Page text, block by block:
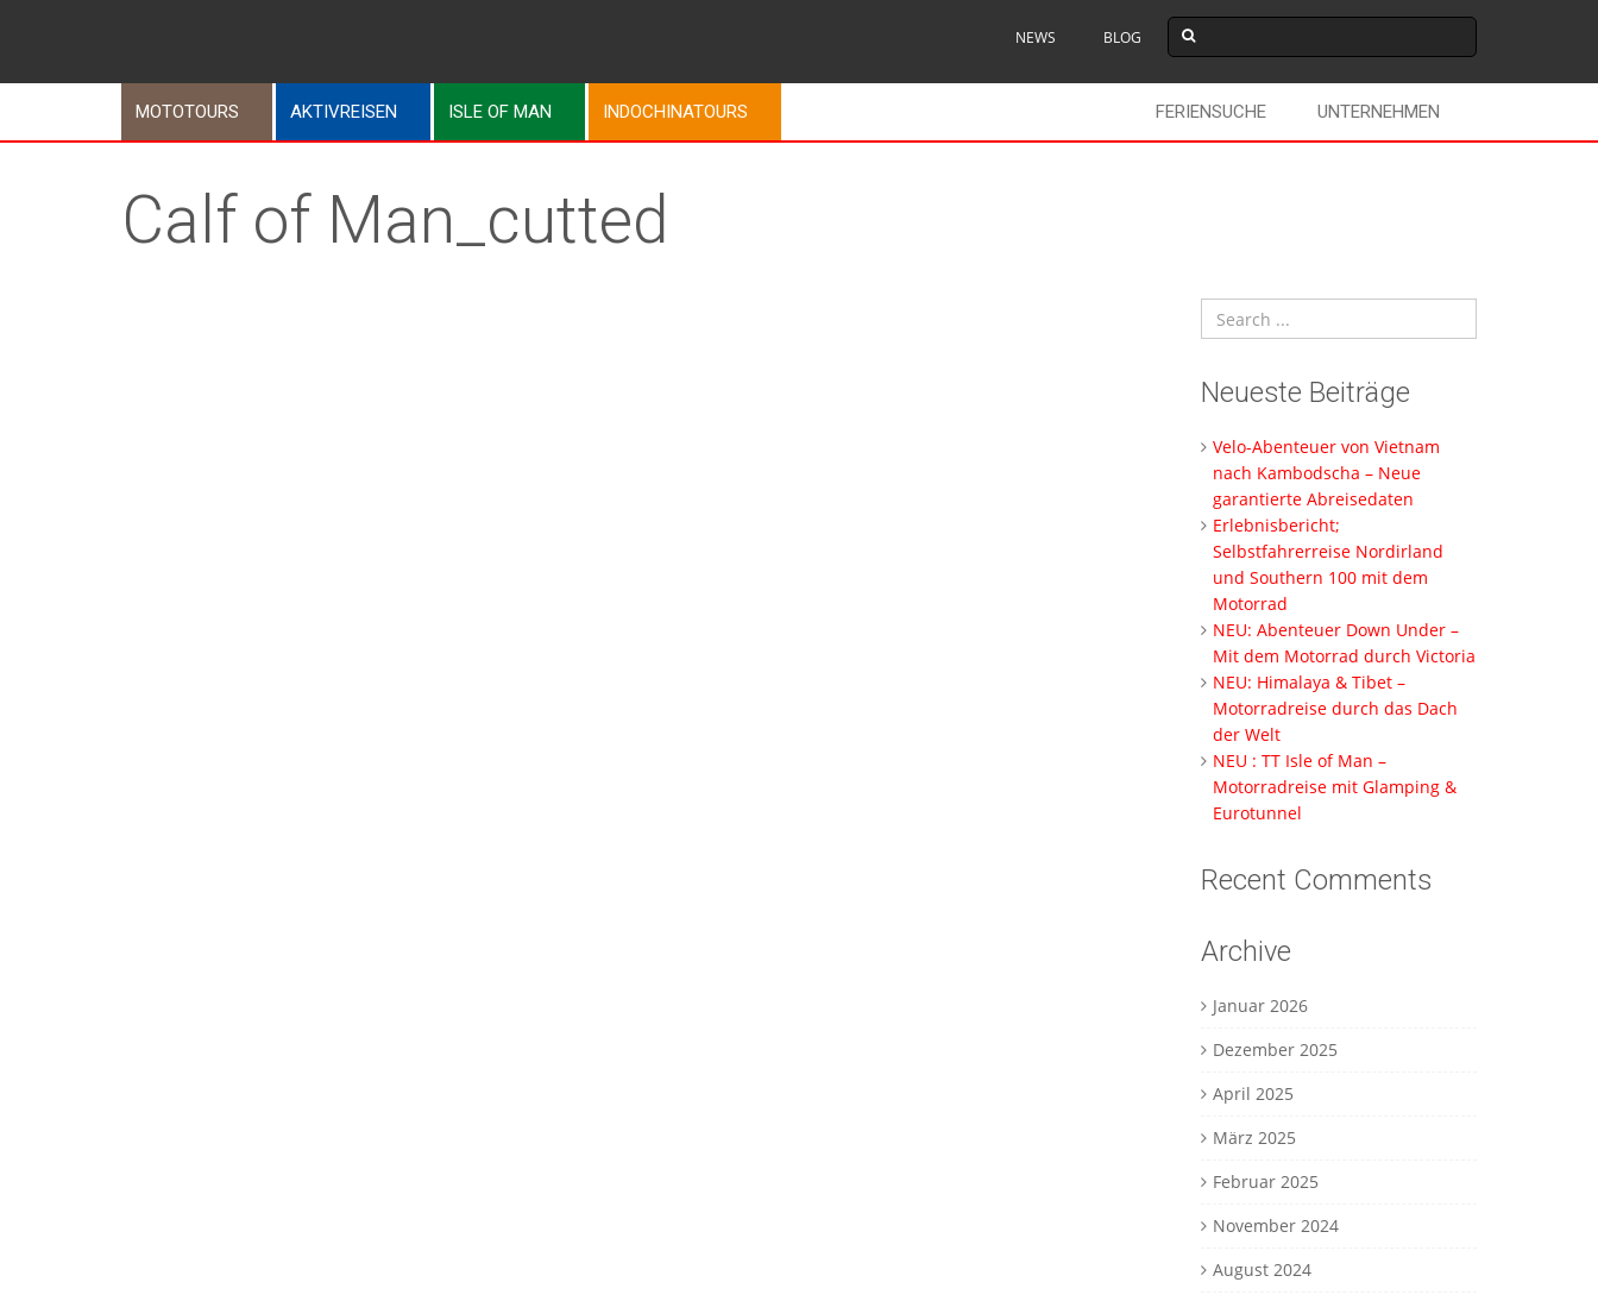
NEWS BLOG
MOTOTOURS AKTIVREISEN ISLE OF MAN INDOCHINATOURS UNTERNEHMEN
FERIENSUCHE
Calf of Man_cutted
Neueste Beiträge
Velo-Abenteuer von Vietnam
nach Kambodscha – Neue
garantierte Abreisedaten
Erlebnisbericht;
Selbstfahrerreise Nordirland
und Southern 100 mit dem
Motorrad
NEU: Abenteuer Down Under –
Mit dem Motorrad durch Victoria
NEU: Himalaya & Tibet –
Motorradreise durch das Dach
der Welt
NEU : TT Isle of Man –
Motorradreise mit Glamping &
Eurotunnel
Recent Comments
Archive
Januar 2026
Dezember 2025
April 2025
März 2025
Februar 2025
November 2024
August 2024